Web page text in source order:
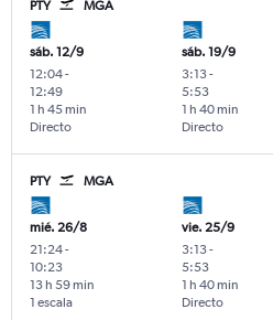
PTY MGA
sáb. 12/9
12:04-
12:49
Directo
1 h 45 min
sáb. 19/9
3:13-
5:53
Directo
1 h 40 min
PTY MGA
mié. 26/8
21:24-
10:23
1 escala
13 h 59 min
vie. 25/9
3:13-
5:53
Directo
1 h 40 min